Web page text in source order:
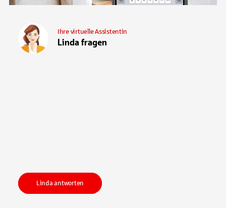
Linda fragen
Ihre virtuelle Assistentin
Linda antworten